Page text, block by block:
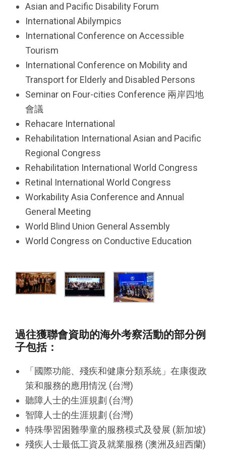
Asian and Pacific Disability Forum
International Abilympics
International Conference on Accessible
Tourism
International Conference on Mobility and
Transport for Elderly and Disabled Persons
Seminar on Four-cities Conference 兩岸四地
會議
Rehacare International
Rehabilitation International Asian and Pacific
Regional Congress
Rehabilitation International World Congress
Retinal International World Congress
Workability Asia Conference and Annual
General Meeting
World Blind Union General Assembly
World Congress on Conductive Education
過往獲聯會資助的海外考察活動的部分例
子包括：
「國際功能、殘疾和健康分類系統」在康復政
策和服務的應用情況 (台灣)
聽障人士的生涯規劃 (台灣)
智障人士的生涯規劃 (台灣)
特殊學習困難學童的服務模式及發展 (新加坡)
殘疾人士最低工資及就業服務 (澳洲及紐西蘭)